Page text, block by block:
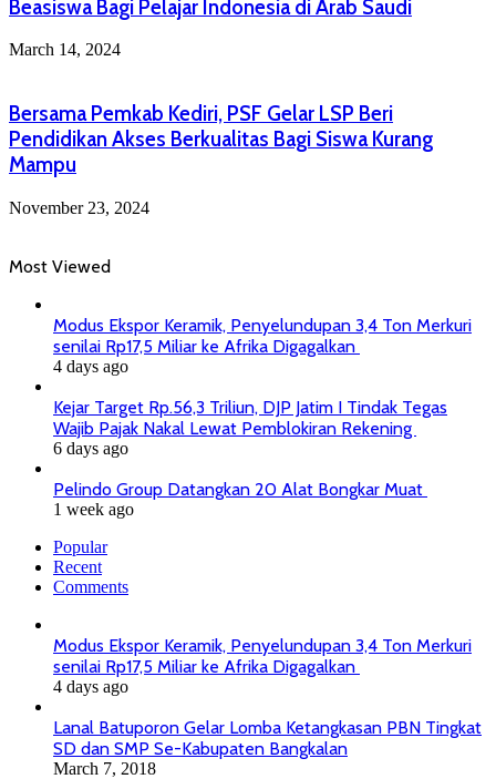
Beasiswa Bagi Pelajar Indonesia di Arab Saudi
March 14, 2024
Bersama Pemkab Kediri, PSF Gelar LSP Beri
Pendidikan Akses Berkualitas Bagi Siswa Kurang
Mampu
November 23, 2024
Most Viewed
Modus Ekspor Keramik, Penyelundupan 3,4 Ton Merkuri
senilai Rp17,5 Miliar ke Afrika Digagalkan
4 days ago
Kejar Target Rp.56,3 Triliun, DJP Jatim I Tindak Tegas
Wajib Pajak Nakal Lewat Pemblokiran Rekening
6 days ago
Pelindo Group Datangkan 20 Alat Bongkar Muat
1 week ago
Popular
Recent
Comments
Modus Ekspor Keramik, Penyelundupan 3,4 Ton Merkuri
senilai Rp17,5 Miliar ke Afrika Digagalkan
4 days ago
Lanal Batuporon Gelar Lomba Ketangkasan PBN Tingkat
SD dan SMP Se-Kabupaten Bangkalan
March 7, 2018